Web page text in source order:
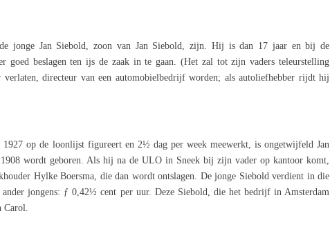
jonge Jan Siebold, zoon van Jan Siebold, zijn. Hij is dan 17 jaar en bij de
goed beslagen ten ijs de zaak in te gaan. (Het zal tot zijn vaders teleurstelling
directeur van een automobielbedrijf worden; als autoliefhebber rijdt hij
op de loonlijst figureert en 2½ dag per week meewerkt, is ongetwijfeld Jan
wordt geboren. Als hij na de ULO in Sneek bij zijn vader op kantoor komt,
Hylke Boersma, die dan wordt ontslagen. De jonge Siebold verdient in die
ander jongens: ƒ 0,42½ cent per uur. Deze Siebold, die het bedrijf in Amsterdam
Carol.